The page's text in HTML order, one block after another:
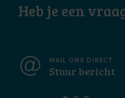
Heb je een
MAIL ONS DIRECT
Stuur bericht